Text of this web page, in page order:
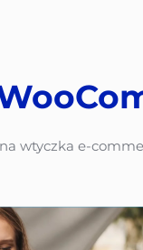
wtyczka e-